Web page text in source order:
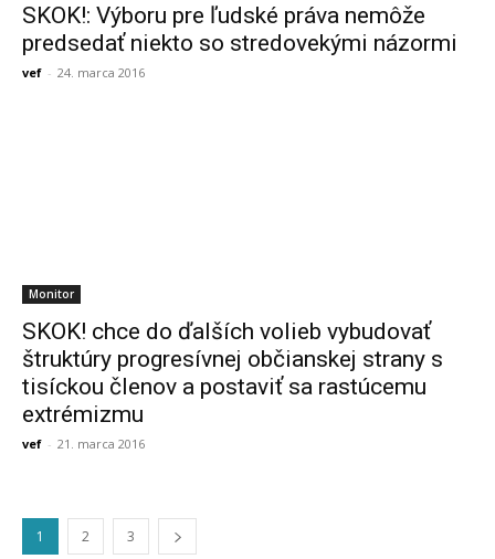
SKOK!: Výboru pre ľudské práva nemôže
predsedať niekto so stredovekými názormi
vef - 24. marca 2016
Monitor
SKOK! chce do ďalších volieb vybudovať
štruktúry progresívnej občianskej strany s
tisíckou členov a postaviť sa rastúcemu
extrémizmu
vef - 21. marca 2016
1 2 3